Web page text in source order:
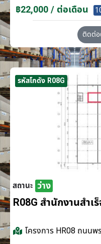
฿22,000 / ต่อเดือน
ติดต่อ
รหัสโกดัง R08G
สถานะ ว่าง
R08G สำนักงานสำเ
โครงการ HR08 ถนนพ